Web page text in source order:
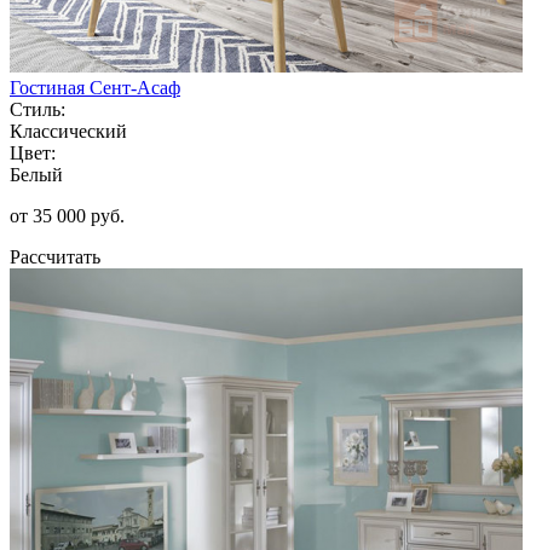
Гостиная Сент-Асаф
Стиль:
Классический
Цвет:
Белый
от 35 000 руб.
Рассчитать